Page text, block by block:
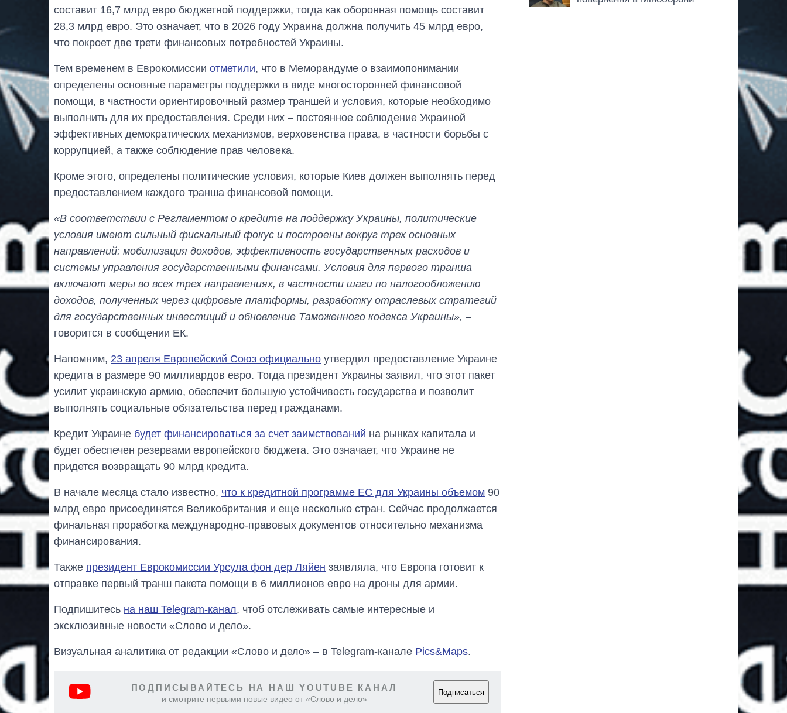
составит 16,7 млрд евро бюджетной поддержки, тогда как оборонная помощь составит
28,3 млрд евро. Это означает, что в 2026 году Украина должна получить 45 млрд евро,
что покроет две трети финансовых потребностей Украины.
Тем временем в Еврокомиссии отметили, что в Меморандуме о взаимопонимании
определены основные параметры поддержки в виде многосторонней финансовой
помощи, в частности ориентировочный размер траншей и условия, которые необходимо
выполнить для их предоставления. Среди них – постоянное соблюдение Украиной
эффективных демократических механизмов, верховенства права, в частности борьбы с
коррупцией, а также соблюдение прав человека.
Кроме этого, определены политические условия, которые Киев должен выполнять перед
предоставлением каждого транша финансовой помощи.
«В соответствии с Регламентом о кредите на поддержку Украины, политические
условия имеют сильный фискальный фокус и построены вокруг трех основных
направлений: мобилизация доходов, эффективность государственных расходов и
системы управления государственными финансами. Условия для первого транша
включают меры во всех трех направлениях, в частности шаги по налогообложению
доходов, полученных через цифровые платформы, разработку отраслевых стратегий
для государственных инвестиций и обновление Таможенного кодекса Украины», –
говорится в сообщении ЕК.
Напомним, 23 апреля Европейский Союз официально утвердил предоставление Украине
кредита в размере 90 миллиардов евро. Тогда президент Украины заявил, что этот пакет
усилит украинскую армию, обеспечит большую устойчивость государства и позволит
выполнять социальные обязательства перед гражданами.
Кредит Украине будет финансироваться за счет заимствований на рынках капитала и
будет обеспечен резервами европейского бюджета. Это означает, что Украине не
придется возвращать 90 млрд кредита.
В начале месяца стало известно, что к кредитной программе ЕС для Украины объемом 90
млрд евро присоединятся Великобритания и еще несколько стран. Сейчас продолжается
финальная проработка международно-правовых документов относительно механизма
финансирования.
Также президент Еврокомиссии Урсула фон дер Ляйен заявляла, что Европа готовит к
отправке первый транш пакета помощи в 6 миллионов евро на дроны для армии.
Подпишитесь на наш Telegram-канал, чтоб отслеживать самые интересные и
эксклюзивные новости «Слово и дело».
Визуальная аналитика от редакции «Слово и дело» – в Telegram-канале Pics&Maps.
ПОДПИСЫВАЙТЕСЬ НА НАШ YOUTUBE КАНАЛ
и смотрите первыми новые видео от «Слово и дело»
Подписаться